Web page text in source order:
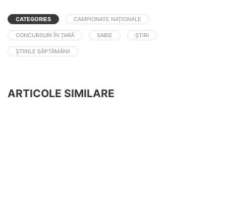
CATEGORIES CAMPIONATE NAȚIONALE
CONCURSURI ÎN ȚARĂ SABIE ȘTIRI
ȘTIRILE SĂPTĂMÂNII
ARTICOLE SIMILARE